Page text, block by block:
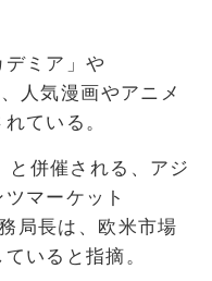
ミア」や
人気漫画やアニメ
ている。
と併催される、アジ
マーケット
局長は、欧米市場
いると指摘。